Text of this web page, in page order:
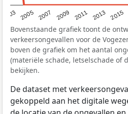
2003 2005 2007 2009 2011 2013 2015
Bovenstaande grafiek toont de
verkeersongevallen voor de
boven de grafiek om het aantal
(materiële schade, letselschade of
bekijken.
De dataset met
gekoppeld aan het digitale